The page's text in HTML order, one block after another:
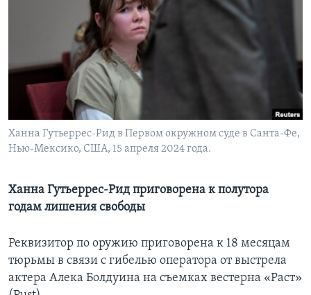
Learning English
СОЦИАЛЬНЫЕ СЕТИ
Языки
Ханна Гутьеррес-Рид в Первом окружном суде в Санта-Фе,
Нью-Мексико, США, 15 апреля 2024 года.
Ханна Гутьеррес-Рид приговорена к полутора
годам лишения свободы
Реквизитор по оружию приговорена к 18 месяцам
тюрьмы в связи с гибелью оператора от выстрела
актера Алека Болдуина на съемках вестерна «Раст»